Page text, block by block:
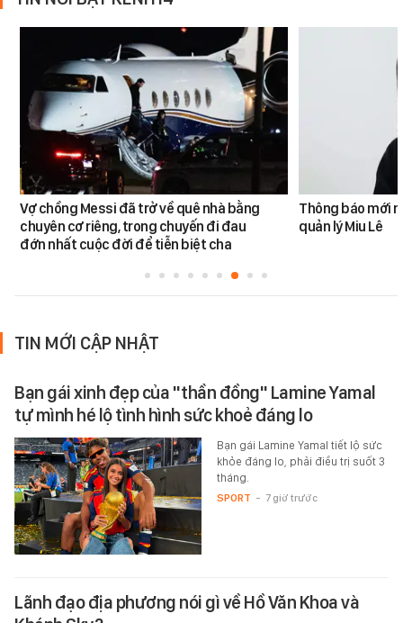
Vợ chồng Messi đã trở về quê nhà bằng
chuyên cơ riêng, trong chuyến đi đau
đớn nhất cuộc đời để tiễn biệt cha
Thông báo mới
quản lý Miu Lê
TIN MỚI CẬP NHẬT
Bạn gái xinh đẹp của "thần đồng" Lamine Yamal
tự mình hé lộ tình hình sức khoẻ đáng lo
Bạn gái Lamine Yamal tiết lộ sức
khỏe đáng lo, phải điều trị suốt 3
tháng.
SPORT - 7 giờ trước
Lãnh đạo địa phương nói gì về Hồ Văn Khoa và